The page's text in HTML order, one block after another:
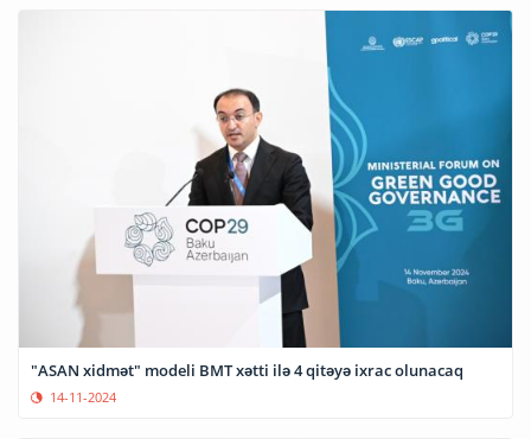
"ASAN xidmət" modeli BMT xətti ilə 4 qitəyə ixrac olunacaq
14-11-2024